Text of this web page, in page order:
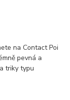
na Contact Poi
pevná a
triky typu